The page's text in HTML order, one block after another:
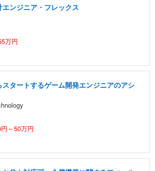
ンジニア・フレックス
万円
タートするゲーム開発エンジニアのアシ
～50万円